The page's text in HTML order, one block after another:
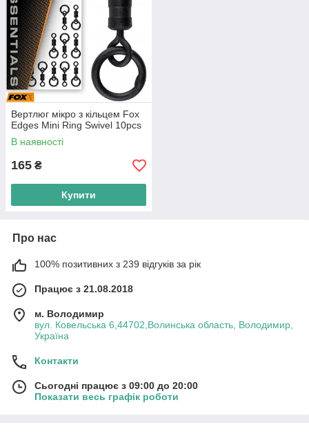
Вертлюг мікро з кільцем Fox
Edges Mini Ring Swivel 10pcs
В наявності
165 ₴
Купити
Про нас
100% позитивних з 239 відгуків за рік
Працює з 21.08.2018
м. Володимир
вул. Ковельська 6,44702,Волинська область, Володимир,
Україна
Контакти
Сьогодні працює з 09:00 до 20:00
Показати весь графік роботи